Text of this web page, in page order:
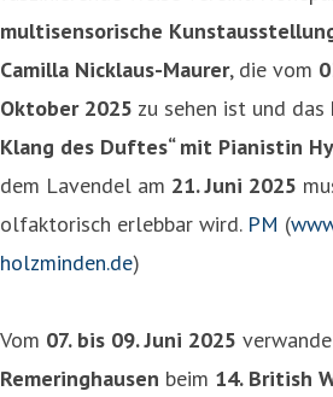
multisensorische
Camilla Nicklaus-Maurer, die vom
Oktober 2025 zu sehen ist und das
Klang des Duftes“ mit Pianistin
dem Lavendel am 21. Juni 2025
olfaktorisch erlebbar wird. PM (
holzminden.de)
Vom 07. bis 09. Juni 2025
Remeringhausen beim 14. British